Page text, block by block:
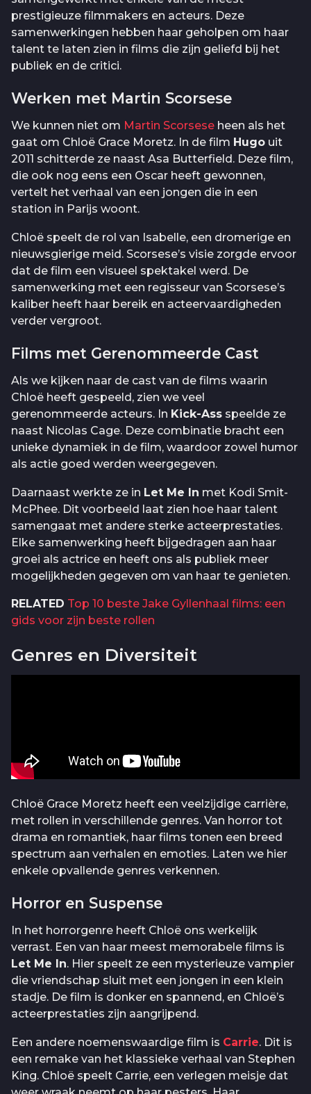
prestigieuze filmmakers en acteurs. Deze
samenwerkingen hebben haar geholpen om haar
talent te laten zien in films die zijn geliefd bij het
publiek en de critici.
Werken met Martin Scorsese
We kunnen niet om Martin Scorsese heen als het
gaat om Chloë Grace Moretz. In de film Hugo uit
2011 schitterde ze naast Asa Butterfield. Deze film,
die ook nog eens een Oscar heeft gewonnen,
vertelt het verhaal van een jongen die in een
station in Parijs woont.
Chloë speelt de rol van Isabelle, een dromerige en
nieuwsgierige meid. Scorsese’s visie zorgde ervoor
dat de film een visueel spektakel werd. De
samenwerking met een regisseur van Scorsese’s
kaliber heeft haar bereik en acteervaardigheden
verder vergroot.
Films met Gerenommeerde Cast
Als we kijken naar de cast van de films waarin
Chloë heeft gespeeld, zien we veel
gerenommeerde acteurs. In Kick-Ass speelde ze
naast Nicolas Cage. Deze combinatie bracht een
unieke dynamiek in de film, waardoor zowel humor
als actie goed werden weergegeven.
Daarnaast werkte ze in Let Me In met Kodi Smit-
McPhee. Dit voorbeeld laat zien hoe haar talent
samengaat met andere sterke acteerprestaties.
Elke samenwerking heeft bijgedragen aan haar
groei als actrice en heeft ons als publiek meer
mogelijkheden gegeven om van haar te genieten.
RELATED Top 10 beste Jake Gyllenhaal films: een
gids voor zijn beste rollen
Genres en Diversiteit
Chloë Grace Moretz heeft een veelzijdige carrière,
met rollen in verschillende genres. Van horror tot
drama en romantiek, haar films tonen een breed
spectrum aan verhalen en emoties. Laten we hier
enkele opvallende genres verkennen.
Horror en Suspense
In het horrorgenre heeft Chloë ons werkelijk
verrast. Een van haar meest memorabele films is
Let Me In. Hier speelt ze een mysterieuze vampier
die vriendschap sluit met een jongen in een klein
stadje. De film is donker en spannend, en Chloë’s
acteerprestaties zijn aangrijpend.
Een andere noemenswaardige film is Carrie. Dit is
een remake van het klassieke verhaal van Stephen
King. Chloë speelt Carrie, een verlegen meisje dat